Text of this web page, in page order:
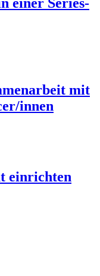
mit
innen
einrichten